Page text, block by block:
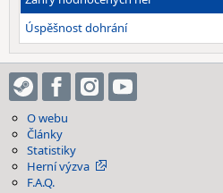
Úspěšnost dohrání
O webu
Články
Statistiky
Herní výzva
F.A.Q.